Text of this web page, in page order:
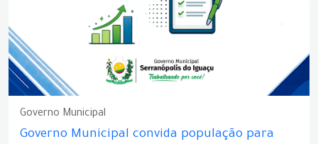
Governo Municipal
Governo Municipal convida população para